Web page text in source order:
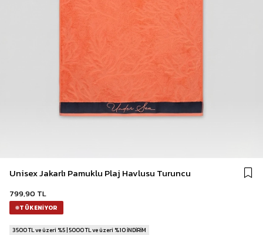
Unisex Jakarlı Pamuklu Plaj Havlusu Turuncu
799,90 TL
TÜKENIYOR
3500 TL ve üzeri %5 | 5000 TL ve üzeri %10 İNDİRİM